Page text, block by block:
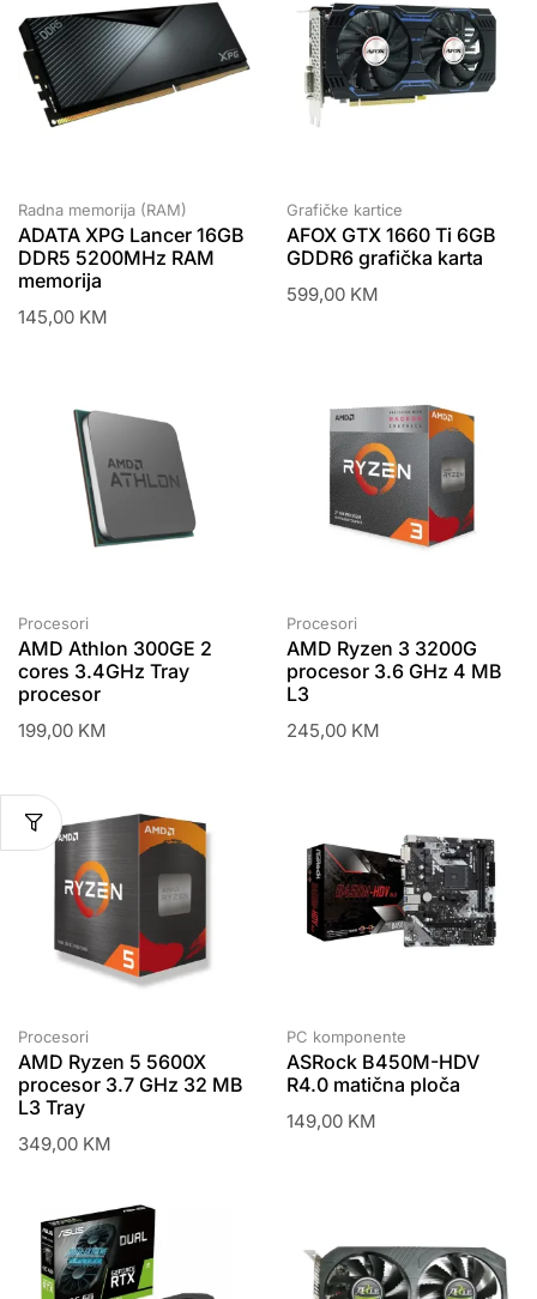
Radna memorija (RAM)
ADATA XPG Lancer 16GB
DDR5 5200MHz RAM
memorija
145,00 KM
Grafičke kartice
AFOX GTX 1660 Ti 6GB
GDDR6 grafička karta
599,00 KM
Procesori
AMD Athlon 300GE 2
cores 3.4GHz Tray
procesor
199,00 KM
Procesori
AMD Ryzen 3 3200G
procesor 3.6 GHz 4 MB
L3
245,00 KM
Procesori
AMD Ryzen 5 5600X
procesor 3.7 GHz 32 MB
L3 Tray
349,00 KM
PC komponente
ASRock B450M-HDV
R4.0 matična ploča
149,00 KM